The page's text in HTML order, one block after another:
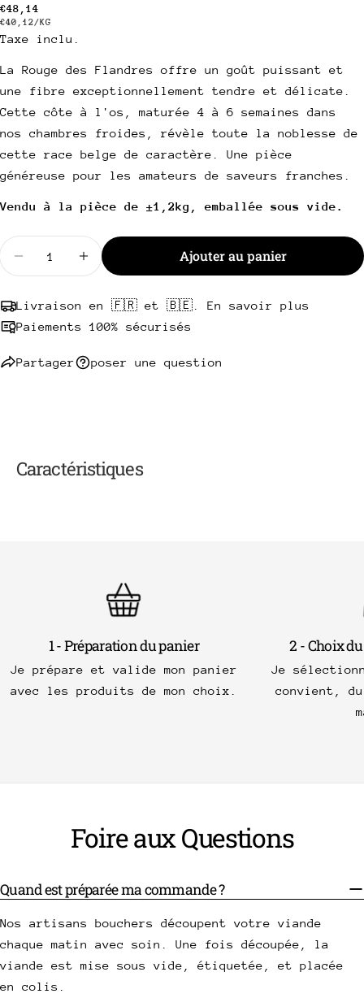
Prix
habituel
€48,14
PRIX
UNITAIRE
€40,12/PAR
KG
Taxe inclu.
La Rouge des Flandres offre un goût puissant et
une fibre exceptionnellement tendre et délicate.
Cette côte à l'os, maturée 4 à 6 semaines dans
nos chambres froides, révèle toute la noblesse de
cette race belge de caractère. Une pièce
généreuse pour les amateurs de saveurs franches.
Vendu à la pièce de ±1,2kg, emballée sous vide.
Diminuer la quantité pour Côte à l&#39;os Rouge
Augmenter la quantité pour Côte à
Ajouter au panier
Livraison en 🇫🇷 et 🇧🇪. En savoir plus
Paiements 100% sécurisés
Partager
Partager ce produit
Partager
Partager
Facebook
Partager
X
Épingler
Pinterest
poser une question
Votre
Votre
email
téléphone
message
Les champs marqués * sont obligatoires.
Caractéristiques
1 - Préparation du panier
Je prépare et valide mon panier
avec les produits de mon choix.
2 - Choix
Je
convient,
Foire aux Questions
Quand est préparée ma commande ?
Nos artisans bouchers découpent votre viande
chaque matin avec soin. Une fois découpée, la
viande est mise sous vide, étiquetée, et placée
en colis.